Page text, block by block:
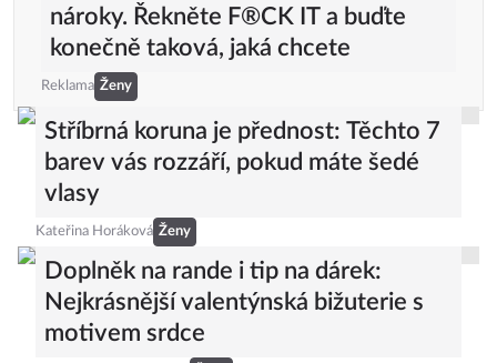
nároky. Řekněte F®CK IT a buďte
konečně taková, jaká chcete
Reklama Ženy
Stříbrná koruna je přednost: Těchto 7
barev vás rozzáří, pokud máte šedé
vlasy
Kateřina Horáková Ženy
Doplněk na rande i tip na dárek:
Nejkrásnější valentýnská bižuterie s
motivem srdce